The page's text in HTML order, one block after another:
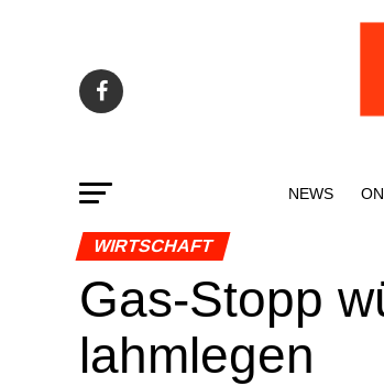
NEWS
WIRTSCHAFT
Gas-Stopp
lahmlegen